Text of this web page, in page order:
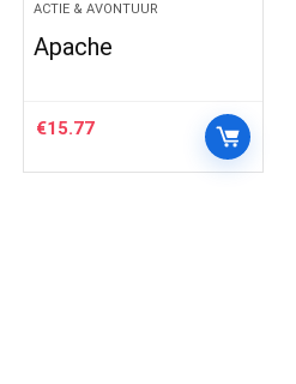
ACTIE & AVONTUUR
Apache
€15.77